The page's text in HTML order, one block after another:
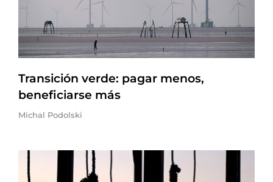
Transición verde: pagar menos,
beneficiarse más
Michal Podolski